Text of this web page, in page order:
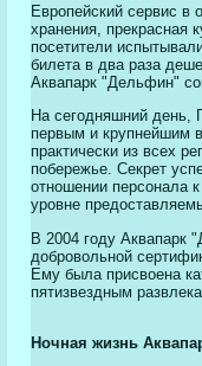
Европейский сервис в
хранения, прекрасная
посетители
билета в два раза
Аквапарк "Дельфин"
На сегодняшний день,
первым и крупнейшим
практически из всех
побережье. Секрет
отношении персонала
уровне
В 2004 году Аквапарк
добровольной
Ему была присвоена
пятизвездным
Ночная жизнь